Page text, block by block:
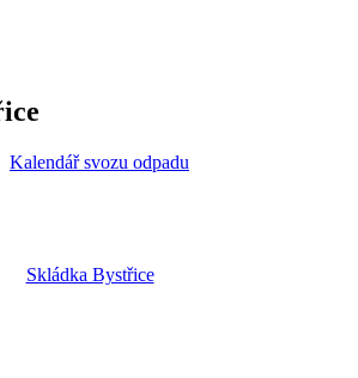
Skládka Bystřice